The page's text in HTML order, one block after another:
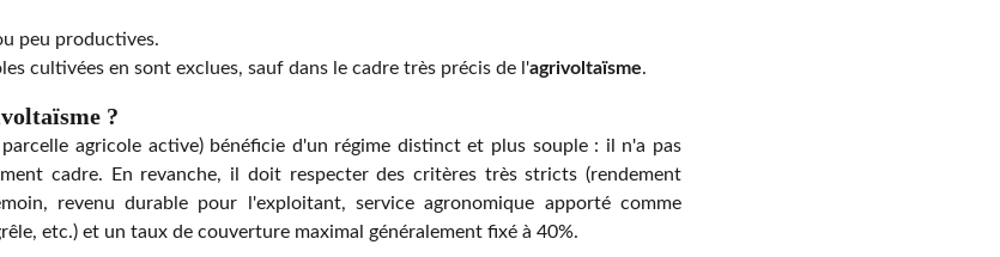
peu productives.
cultivées en sont exclues, sauf dans le cadre très précis de l'agrivoltaïsme.
?
agricole active) bénéficie d'un régime distinct et plus souple : il n'a pas
cadre. En revanche, il doit respecter des critères très stricts (rendement
revenu durable pour l'exploitant, service agronomique apporté comme
etc.) et un taux de couverture maximal généralement fixé à 40%.